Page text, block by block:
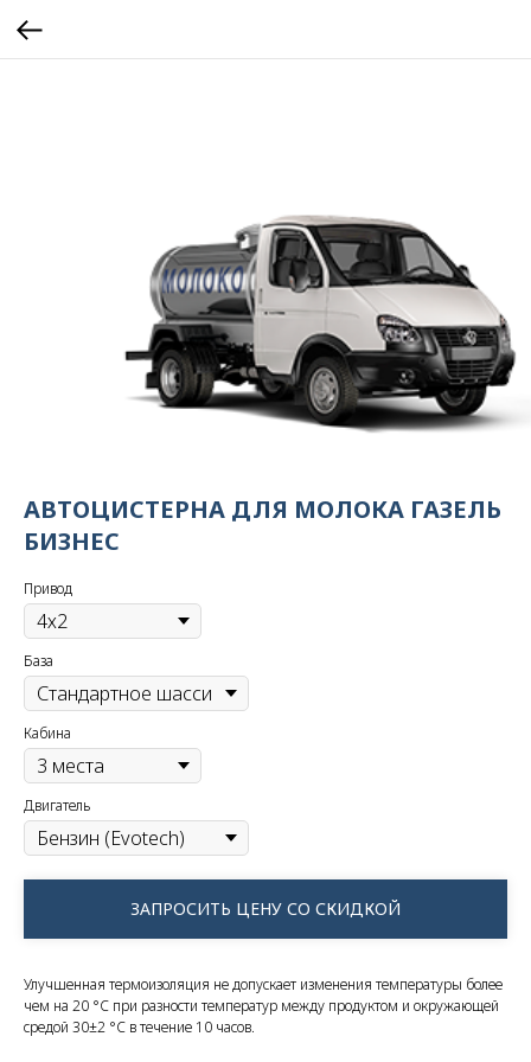
АВТОЦИСТЕРНА ДЛЯ МОЛОКА ГАЗЕЛЬ
БИЗНЕС
Привод
База
Кабина
Двигатель
ЗАПРОСИТЬ ЦЕНУ СО СКИДКОЙ
Улучшенная термоизоляция не допускает изменения температуры более
чем на 20 °C при разности температур между продуктом и окружающей
средой 30±2 °C в течение 10 часов.